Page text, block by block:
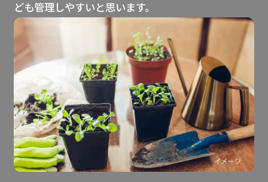
ども管理しやすいと思います。